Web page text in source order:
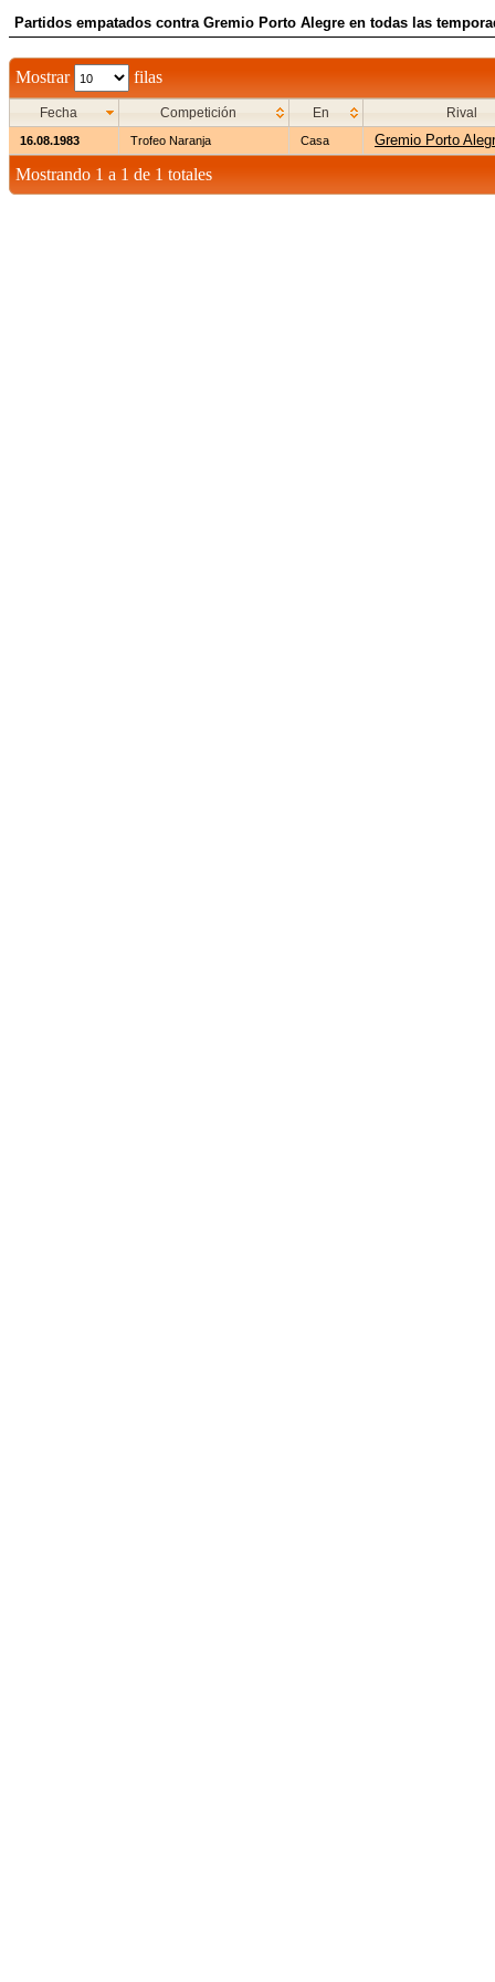
Partidos empatados contra Gremio Porto Alegre en todas las
Mostrar filas
Fecha Competición En Rival
16.08.1983 Trofeo Naranja Casa Gremio Porto
Mostrando 1 a 1 de 1 totales